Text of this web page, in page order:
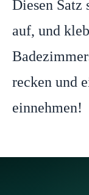
Diesen Satz
auf, und
recken und
einnehmen!